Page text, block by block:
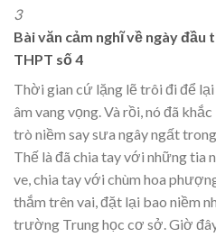
3
Bài văn cảm nghĩ về ngày
THPT số 4
Thời gian cứ lặng lẽ trôi đi để
âm vang vọng. Và rồi, nó đã
trò niềm say sưa ngây ngất
Thế là đã chia tay với những tia
ve, chia tay với chùm hoa
thắm trên vai, đặt lại bao niềm
trường Trung học cơ sở. Giờ